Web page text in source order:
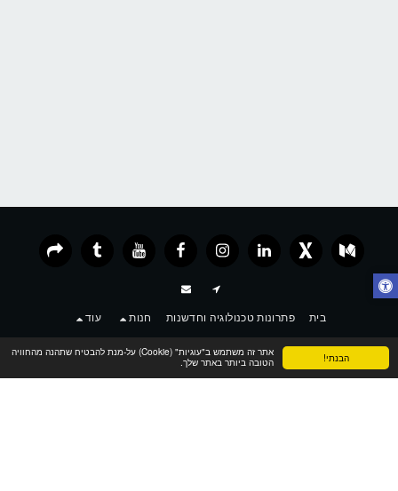
הבנתי!
אתר זה משתמש ב"עוגיות" (Cookie) על-מנת להבטיח שתהנה מהחוויה
הטובה ביותר באתר שלך.
בית פתרונות טכנולוגיה וחדשנות חנות עוד
הרשמה חינם